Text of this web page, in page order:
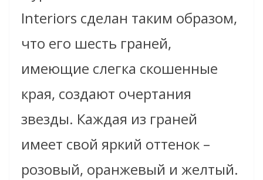
Interiors сделан таким образом,
что его шесть граней,
имеющие слегка скошенные
края, создают очертания
звезды. Каждая из граней
имеет свой яркий оттенок –
розовый, оранжевый и желтый.